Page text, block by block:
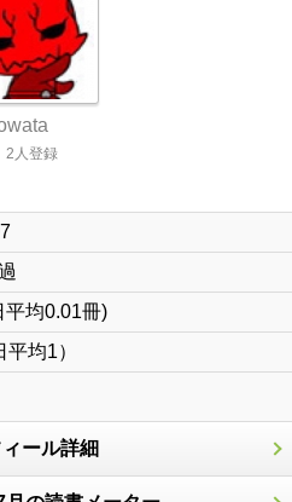
2人登録
平均0.01冊)
均1）
ール詳細